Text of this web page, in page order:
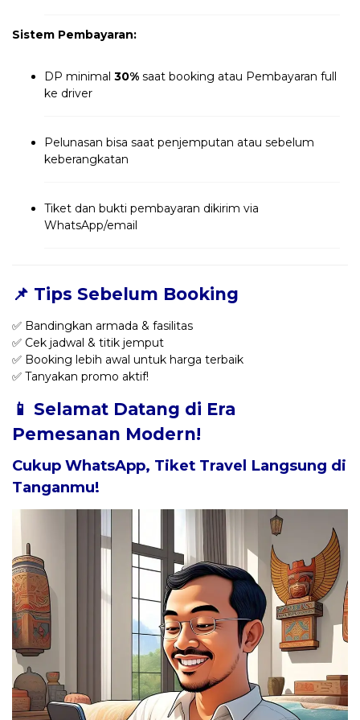
Sistem Pembayaran:
DP minimal 30% saat booking atau Pembayaran full
ke driver
Pelunasan bisa saat penjemputan atau sebelum
keberangkatan
Tiket dan bukti pembayaran dikirim via
WhatsApp/email
📌 Tips Sebelum Booking
✅ Bandingkan armada & fasilitas
✅ Cek jadwal & titik jemput
✅ Booking lebih awal untuk harga terbaik
✅ Tanyakan promo aktif!
📱 Selamat Datang di Era
Pemesanan Modern!
Cukup WhatsApp, Tiket Travel Langsung di
Tanganmu!